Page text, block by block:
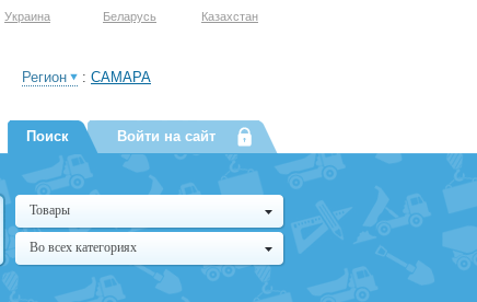
Украина Беларусь Казахстан
Регион : САМАРА
Поиск Войти на сайт
Товары
Во всех категориях